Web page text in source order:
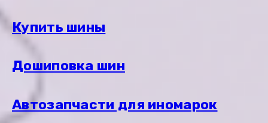
Купить шины
Дошиповка шин
Автозапчасти для иномарок